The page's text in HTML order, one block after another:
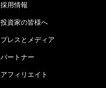
採用情報
投資家の皆様へ
プレスとメディア
パートナー
アフィリエイト